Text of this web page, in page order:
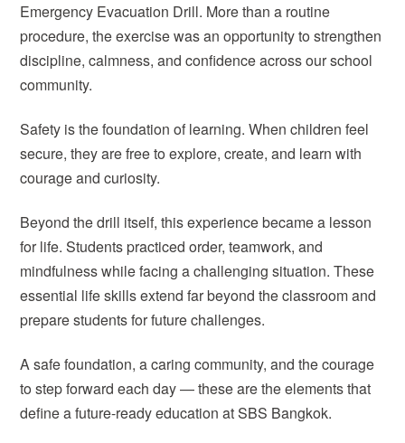
Emergency Evacuation Drill. More than a routine
procedure, the exercise was an opportunity to strengthen
discipline, calmness, and confidence across our school
community.
Safety is the foundation of learning. When children feel
secure, they are free to explore, create, and learn with
courage and curiosity.
Beyond the drill itself, this experience became a lesson
for life. Students practiced order, teamwork, and
mindfulness while facing a challenging situation. These
essential life skills extend far beyond the classroom and
prepare students for future challenges.
A safe foundation, a caring community, and the courage
to step forward each day — these are the elements that
define a future-ready education at SBS Bangkok.